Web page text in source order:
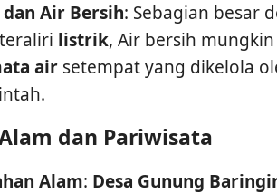
Air Bersih: Sebagian besar
listrik, Air bersih
air setempat yang dikelola
dan Pariwisata
Alam: Desa Gunung